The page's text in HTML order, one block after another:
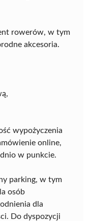
rowerów, w tym
akcesoria.
wypożyczenia
online,
w punkcie.
parking, w tym
osób
dla
Do dyspozycji